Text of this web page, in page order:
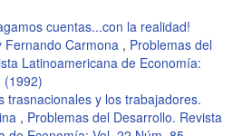
cuentas...con la realidad!
Fernando Carmona , Problemas del
Latinoamericana de Economía:
(1992)
trasnacionales y los trabajadores.
, Problemas del Desarrollo. Revista